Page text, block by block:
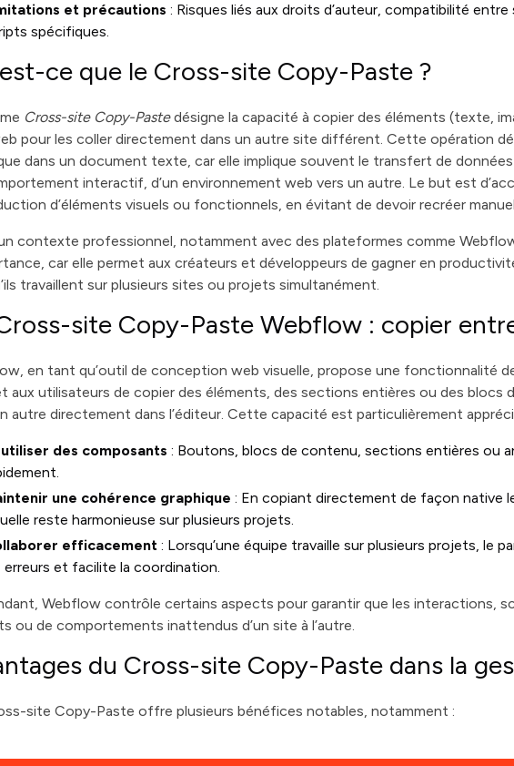
et précautions : Risques liés aux droits d’auteur, compatibilité
spécifiques.
ce que le Cross-site Copy-Paste ?
Cross-site Copy-Pastedésigne la capacité à copier des éléments (texte,
pour les coller directement dans un autre site différent. Cette opération
dans un document texte, car elle implique souvent le transfert de
interactif, d’un environnement web vers un autre. Le but est
d’éléments visuels ou fonctionnels, en évitant de devoir recréer
contexte professionnel, notamment avec des plateformes comme
car elle permet aux créateurs et développeurs de gagner en
travaillent sur plusieurs sites ou projets simultanément.
site Copy-Paste Webflow : copier
en tant qu’outil de conception web visuelle, propose une fonctionnalité
aux utilisateurs de copier des éléments, des sections entières ou des blocs
autre directement dans l’éditeur. Cette capacité est particulièrement
des composants : Boutons, blocs de contenu, sections entières ou
une cohérence graphique : En copiant directement de façon native
reste harmonieuse sur plusieurs projets.
efficacement : Lorsqu’une équipe travaille sur plusieurs projets, le
erreurs et facilite la coordination.
Webflow contrôle certains aspects pour garantir que les interactions,
ou de comportements inattendus d’un site à l’autre.
du Cross-site Copy-Paste dans la
site Copy-Paste offre plusieurs bénéfices notables, notamment :